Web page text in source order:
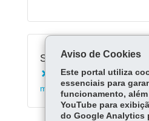
Serviços Relacionados:
Consultar alerta de
maçã
Aviso de Cookies
Este portal utiliza
essenciais para
funcionamento,
YouTube para
do Google Analytics